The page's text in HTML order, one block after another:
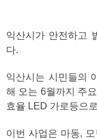
익산시가 안전하고
다.
익산시는 시민들의
해 오는 6월까지 주
효율 LED 가로등으
이번 사업은 마동,